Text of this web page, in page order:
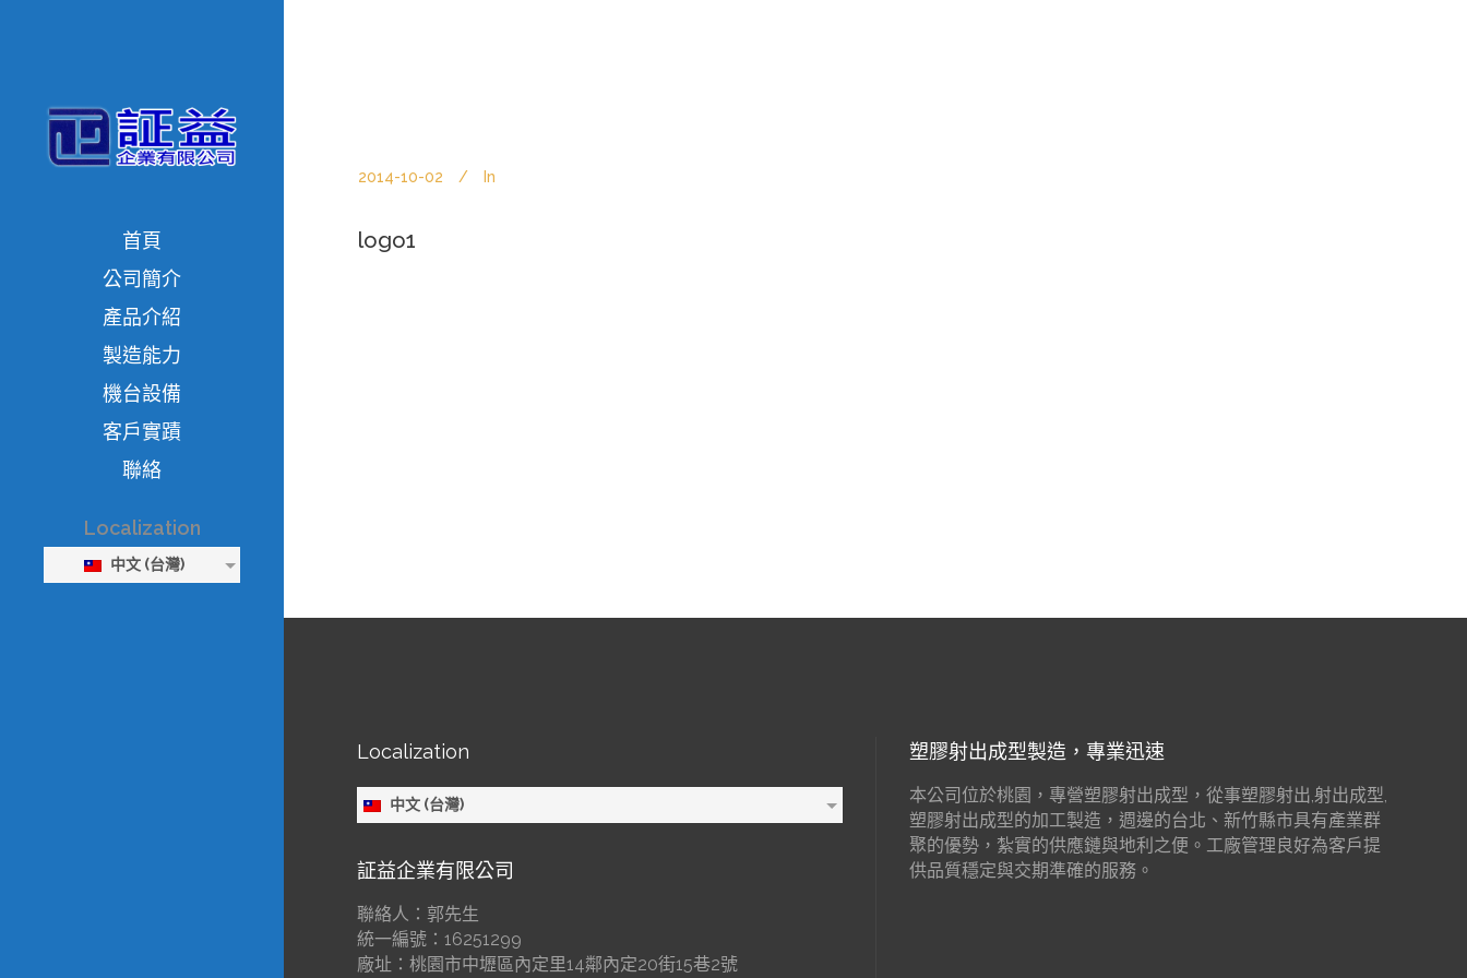
首頁
公司簡介
產品介紹
製造能力
機台設備
客戶實蹟
聯絡
Localization
中文 (台灣)
2014-10-02 In
logo1
Localization
中文 (台灣)
証益企業有限公司
聯絡人：郭先生
統一編號：16251299
廠址：桃園市中壢區內定里14鄰內定20街15巷2號
塑膠射出成型製造，專業迅速
本公司位於桃園，專營塑膠射出成型，從事塑膠射出,射出成型,
塑膠射出成型的加工製造，週邊的台北、新竹縣市具有產業群
聚的優勢，紮實的供應鏈與地利之便。工廠管理良好為客戶提
供品質穩定與交期準確的服務。